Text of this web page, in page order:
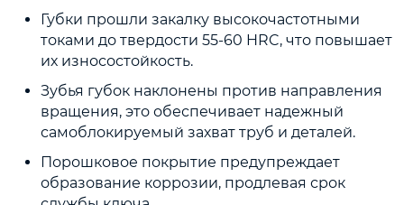
Губки прошли закалку высокочастотными
токами до твердости 55-60 HRC, что повышает
их износостойкость.
Зубья губок наклонены против направления
вращения, это обеспечивает надежный
самоблокируемый захват труб и деталей.
Порошковое покрытие предупреждает
образование коррозии, продлевая срок